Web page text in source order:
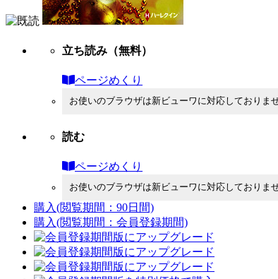
立ち読み （無料）
ページめくり
お使いのブラウザは新ビューワに対応しておりませ
読む
ページめくり
お使いのブラウザは新ビューワに対応しておりませ
購入(閲覧期間：90日間)
購入(閲覧期間：会員登録期間)